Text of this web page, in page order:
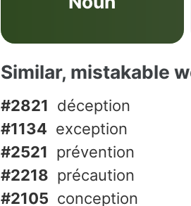
Similar, mistakable
#2821 déception
#1134 exception
#2521 prévention
#2218 précaution
#2105 conception